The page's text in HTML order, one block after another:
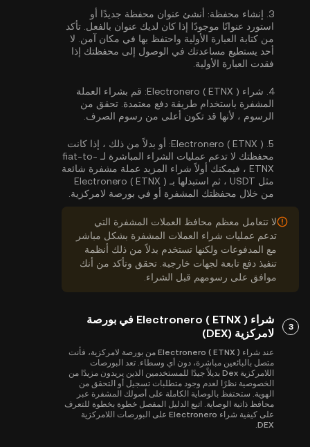
3. إنشاء محفظة: أنشئ عنوان محفظة جديدًا أو
استورد عنوانًا موجودًا إذا كان لديك عنوان بالفعل. تأكد
من كتابة العبارة الأولية واحتفظ بها في مكان آمن. لا
أحد يستطيع مساعدتك في الوصول إلى محفظتك إذا
فقدت العبارة الأولية.
4. شراء Electronero ( ETNX ):
قم بشراء العملة
المشفرة باستخدام طريقة دفع معتمدة. تحقق من
الرسوم ، لأنها قد تكون أعلى من رسوم الصرف.
5.
Electronero ( ETNX ): أو بدلاً من ذلك ، إذا كانت
محفظتك لا تدعم عمليات الشراء المباشرة لـ fiat-to-
ETNX ، فيمكنك أولاً شراء المزيد عملة مشفرة شائعة
مثل USDT ، ثم استبدلها بـ Electronero ( ETNX )
من خلال محفظتك المشفرة أو في بورصة لامركزية.
لا تتعامل معظم محافظ العملات المشفرة التي
تدعم عمليات شراء العملات المشفرة بشكل مباشر
مع المدفوعات ولكنها تستخدم بدلاً من ذلك أنظمة
تنفيذ دفع تابعة لجهات خارجية. تحقق وتأكد من أنك
موافق على رسومهم قبل الشراء.
3
شراء Electronero ( ETNX ) في بورصة
لامركزية (DEX)
عند شراء Electronero ( ETNX ) من بورصة لامركزية، فأنت
متصل بالبائعين مباشرة، دون أي وسطاء. تعد البورصات
اللامركزية Dex بديلاً جيدًا للمستخدمين الذين يريدون مزيدًا من
الخصوصية نظرًا لعدم وجود متطلبات تسجيل أو التحقق من
الهوية. ستحتفظ بالوصاية الكاملة على أصولك المشفرة عبر
محافظ ذاتية الوصاية. اتبع الدليل المفصل خطوة بخطوة للتعرف
على كيفية شراء Electronero على البورصات اللامركزية
DEX.